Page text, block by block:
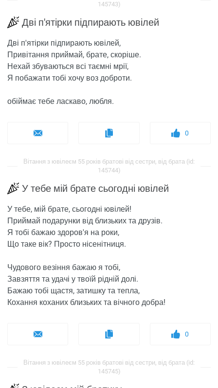
145743)
Дві п'ятірки підпирають ювілей
Дві п'ятірки підпирають ювілей,
Привітання приймай, брате, скоріше.
Нехай збуваються всі таємні мрії,
Я побажати тобі хочу воз доброти.
обіймає тебе ласкаво, любля.
0
Вітання з ювілеєм 55 років братові від сестри, від брата (id:
145744)
У тебе мій брате сьогодні ювілей
У тебе, мій брате, сьогодні ювілей!
Приймай подарунки від близьких та друзів.
Я тобі бажаю здоров'я на роки,
Що таке вік? Просто нісенітниця.
Чудового везіння бажаю я тобі,
Завзяття та удачі у твоїй рідній долі.
Бажаю тобі щастя, затишку та тепла,
Кохання коханих близьких та вічного добра!
0
Вітання з ювілеєм 55 років братові від сестри, від брата (id:
145745)